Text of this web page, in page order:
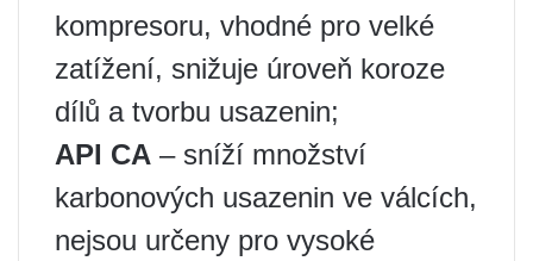
kompresoru, vhodné pro velké
zatížení, snižuje úroveň koroze
dílů a tvorbu usazenin;
API CA – sníží množství
karbonových usazenin ve válcích,
nejsou určeny pro vysoké